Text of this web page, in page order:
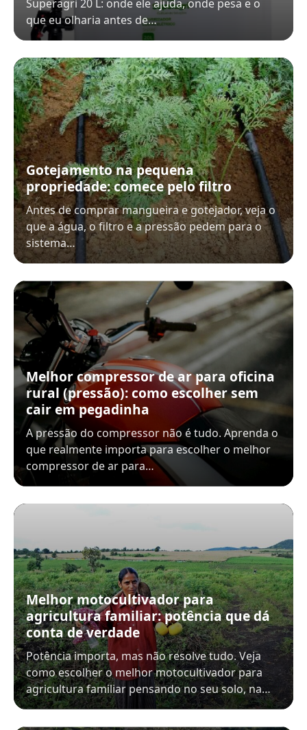
Superagri 20 L: onde ele ajuda, onde pesa e o
que eu olharia antes de…
Gotejamento na pequena
propriedade: comece pelo filtro
Antes de comprar mangueira e gotejador, veja o
que a água, o filtro e a pressão pedem para o
sistema…
Melhor compressor de ar para oficina
rural (pressão): como escolher sem
cair em pegadinha
A pressão do compressor não é tudo. Aprenda o
que realmente importa para escolher o melhor
compressor de ar para…
Melhor motocultivador para
agricultura familiar: potência que dá
conta de verdade
Potência importa, mas não resolve tudo. Veja
como escolher o melhor motocultivador para
agricultura familiar pensando no seu solo, na…